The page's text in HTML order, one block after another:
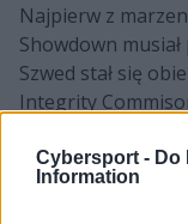
Cybersport - Do
Information
Najpierw z
Showdown
Szwed stał się
Integrity
ustawiania
gracza
został on przez